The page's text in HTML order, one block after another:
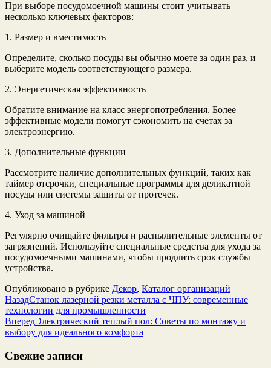
При выборе посудомоечной машины стоит учитывать
несколько ключевых факторов:
1. Размер и вместимость
Определите, сколько посуды вы обычно моете за один раз, и
выберите модель соответствующего размера.
2. Энергетическая эффективность
Обратите внимание на класс энергопотребления. Более
эффективные модели помогут сэкономить на счетах за
электроэнергию.
3. Дополнительные функции
Рассмотрите наличие дополнительных функций, таких как
таймер отсрочки, специальные программы для деликатной
посуды или системы защиты от протечек.
4. Уход за машиной
Регулярно очищайте фильтры и распылительные элементы от
загрязнений. Используйте специальные средства для ухода за
посудомоечными машинами, чтобы продлить срок службы
устройства.
Опубликовано в рубрике Декор, Каталог организаций
НазадСтанок лазерной резки металла с ЧПУ: современные
технологии для промышленности
ВпередЭлектрический теплый пол: Советы по монтажу и
выбору для идеального комфорта
Свежие записи